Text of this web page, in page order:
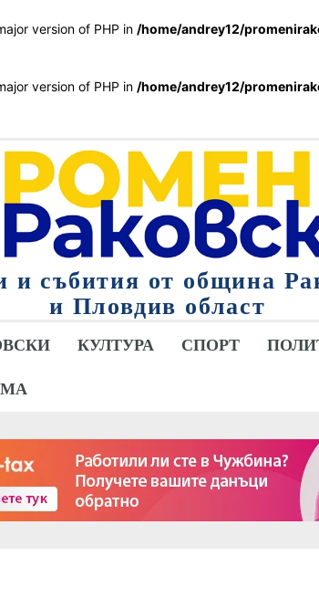
version of PHP in /home/andrey12/
version of PHP in /home/andrey12/
и събития от община
и Пловдив област
КУЛТУРА СПОРТ